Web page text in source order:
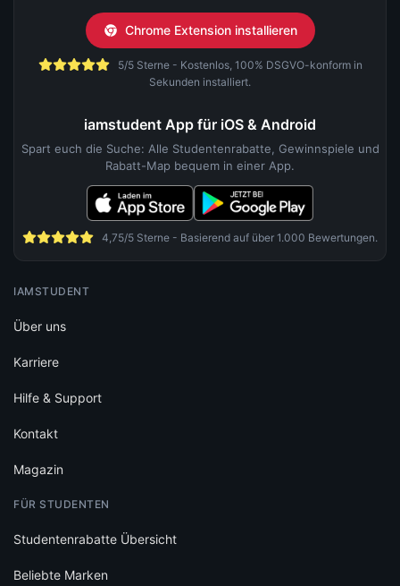
Chrome Extension installieren
5/5 Sterne - Kostenlos, 100% DSGVO-konform in
Sekunden installiert.
iamstudent App für iOS & Android
Spart euch die Suche: Alle Studentenrabatte, Gewinnspiele und
Rabatt-Map bequem in einer App.
4,75/5 Sterne - Basierend auf über 1.000 Bewertungen.
IAMSTUDENT
Über uns
Karriere
Hilfe & Support
Kontakt
Magazin
FÜR STUDENTEN
Studentenrabatte Übersicht
Beliebte Marken